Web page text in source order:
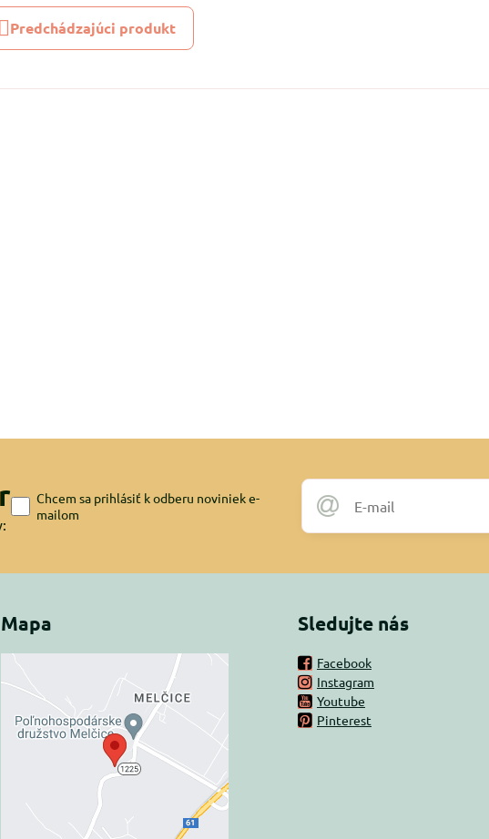
Predchádzajúci produkt
Chcem sa prihlásiť k odberu noviniek e-
mailom
Mapa
Externý obsah je
blokovaný Voľbami
súkromia
Prajete si načítať externý obsah?
Povoliť tentokrát
Sledujte nás
Facebook
Instagram
Youtube
Pinterest